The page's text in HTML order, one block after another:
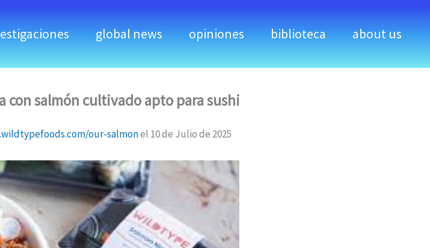
global news opiniones biblioteca about us
salmón cultivado apto para sushi
our-salmonel 10 de Julio de 2025